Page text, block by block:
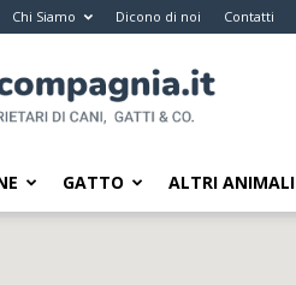
Chi Siamo Dicono di noi Contatti
da
compagnia
Il
GATTO ALTRI ANIMALI